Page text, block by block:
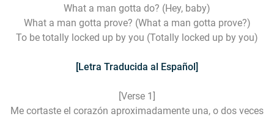
What a man gotta do? (Hey, baby)
What a man gotta prove? (What a man gotta prove?)
To be totally locked up by you (Totally locked up by you)
[Letra Traducida al Español]
[Verse 1]
Me cortaste el corazón aproximadamente una, o dos veces